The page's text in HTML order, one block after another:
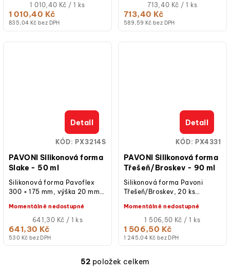
835,04 Kč bez DPH
1 010,40 Kč
Měrná
cena:
1 010,40 Kč / 1 ks
odolnost...
589,59 Kč bez DPH
713,40 Kč
Měrná
cena:
713,40 Kč / 1 ks
vhodné pro...
PAVONI Silikonová forma
Slake - 50 ml
530 Kč bez DPH
641,30 Kč
Měrná
cena:
641,30 Kč / 1 ks
Momentálně nedostupné
Detail
Silikonová forma Pavoflex
300 × 175 mm, výška 20 mm,
objem 50 ml, počet dutin 8,
teplotní...
KÓD: PX3214S
PAVONI Silikonová forma
Třešeň/Broskev - 90 ml
1 245,04 Kč bez DPH
1 506,50 Kč
Měrná
cena:
1 506,50 Kč / 1 ks
Momentálně nedostupné
Detail
Silikonová forma Pavoni
Třešeň/Broskev, 20 ks
rozměry formičky - 58 × 53 ×
46 mm,...
KÓD: PX4331
O
52 položek celkem